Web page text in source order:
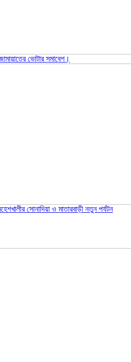
ভোটার সমাবেশ।
মহেশখালীর সোনাদিয়া ও মাতারবাড়ী নতুন পর্যটন